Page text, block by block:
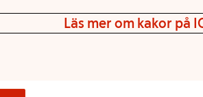
Kokosgurt Mango
Rismål
Läs mer om kakor på